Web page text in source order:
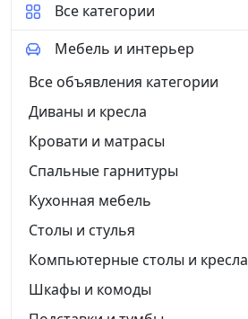
Все категории
Мебель и интерьер
Все объявления категории
Диваны и кресла
Кровати и матрасы
Спальные гарнитуры
Кухонная мебель
Столы и стулья
Компьютерные столы и кресла
Шкафы и комоды